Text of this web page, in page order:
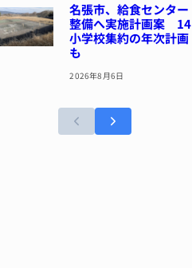
名張市、給食センター
整備へ実施計画案 14
小学校集約の年次計画
も
2026年8月6日